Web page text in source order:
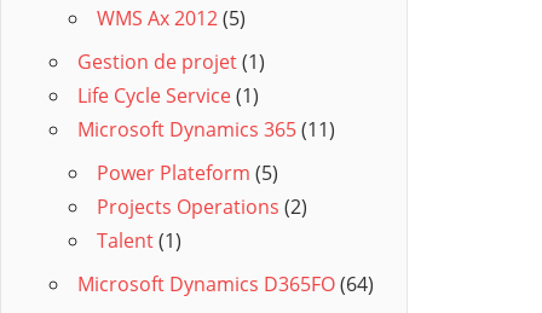
WMS Ax 2012(5)
Gestion de projet(1)
Life Cycle Service(1)
Microsoft Dynamics 365(11)
Power Plateform (5)
Projects Operations (2)
Talent(1)
Microsoft Dynamics D365FO(64)